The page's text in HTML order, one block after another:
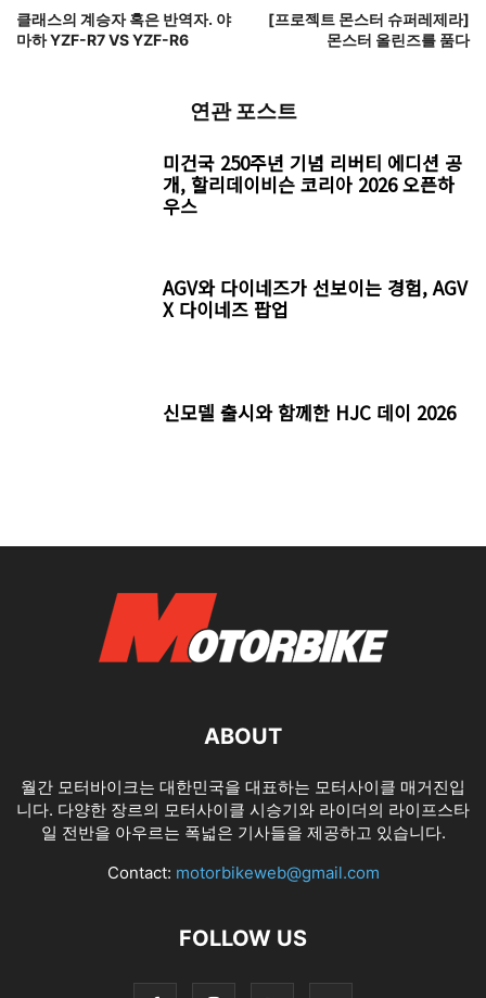
클래스의 계승자 혹은 반역자. 야
마하 YZF-R7 VS YZF-R6
[프로젝트 몬스터 슈퍼레제라]
몬스터 올린즈를 품다
연관 포스트
미건국 250주년 기념 리버티 에디션 공
개, 할리데이비슨 코리아 2026 오픈하
우스
AGV와 다이네즈가 선보이는 경험, AGV
X 다이네즈 팝업
신모델 출시와 함께한 HJC 데이 2026
ABOUT
월간 모터바이크는 대한민국을 대표하는 모터사이클 매거진입
니다. 다양한 장르의 모터사이클 시승기와 라이더의 라이프스타
일 전반을 아우르는 폭넓은 기사들을 제공하고 있습니다.
Contact: motorbikeweb@gmail.com
FOLLOW US